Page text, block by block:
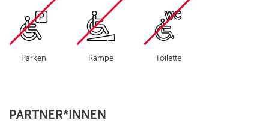
Parken Rampe Toilette
PARTNER*INNEN